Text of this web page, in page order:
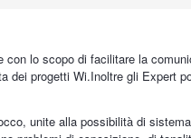
lo scopo di facilitare la
dei progetti Wi.Inoltre gli Expert
unite alla possibilità di